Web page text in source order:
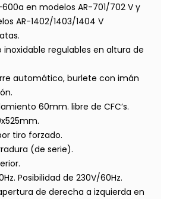
en modelos AR-701/702 V y
AR-1402/1403/1404 V
regulables en altura de
automático, burlete con imán
60mm. libre de CFC’s.
tiro forzado.
(de serie).
Posibilidad de 230V/60Hz.
de derecha a izquierda en